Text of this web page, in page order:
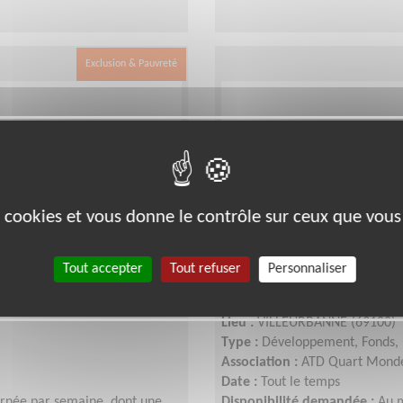
Exclusion & Pauvreté
l'emploi des
Suivi des
sur l'emploi des
Lieu :VILLEURBANNE (69100)
Type : Développement,
Association : ATD Quart
Date :
Tout le temps
cookies et vous donne le contrôle sur ceux que
Tout accepter Tout refuser Personnaliser